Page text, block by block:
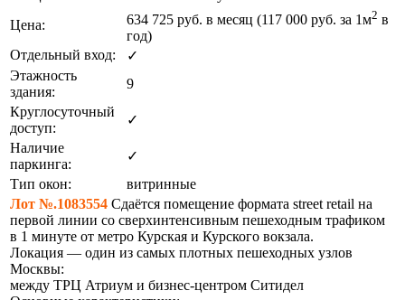
Цена:
634 725 руб. в месяц (117 000 руб. за 1м2 в
год)
Отдельный вход:
✓
Этажность
здания:
9
Круглосуточный
доступ:
✓
Наличие
паркинга:
✓
Тип окон:
витринные
Лот №.1083554 Сдаётся помещение формата street retail на
первой линии со сверхинтенсивным пешеходным трафиком
в 1 минуте от метро Курская и Курского вокзала.
Локация — один из самых плотных пешеходных узлов
Москвы:
между ТРЦ Атриум и бизнес-центром Ситидел